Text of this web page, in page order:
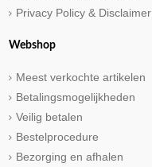
Privacy Policy & Disclaimer
Webshop
Meest verkochte artikelen
Betalingsmogelijkheden
Veilig betalen
Bestelprocedure
Bezorging en afhalen